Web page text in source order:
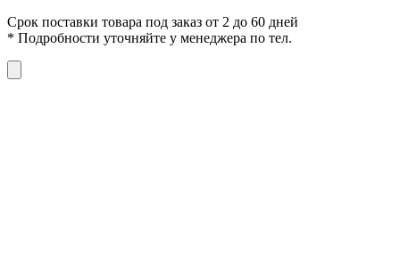
Срок поставки товара под заказ от 2 до 60 дней
* Подробности уточняйте у менеджера по тел.